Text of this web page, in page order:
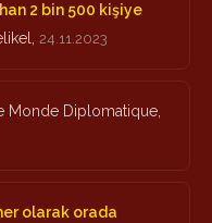
2 bin 500 kişiye
24.11.2023
Monde Diplomatique,
olarak orada